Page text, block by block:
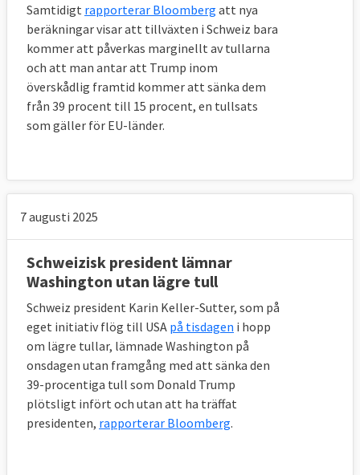
Samtidigt rapporterar Bloomberg att nya
beräkningar visar att tillväxten i Schweiz bara
kommer att påverkas marginellt av tullarna
och att man antar att Trump inom
överskådlig framtid kommer att sänka dem
från 39 procent till 15 procent, en tullsats
som gäller för EU-länder.
7 augusti 2025
Schweizisk president lämnar
Washington utan lägre tull
Schweiz president Karin Keller-Sutter, som på
eget initiativ flög till USA på tisdagen i hopp
om lägre tullar, lämnade Washington på
onsdagen utan framgång med att sänka den
39-procentiga tull som Donald Trump
plötsligt infört och utan att ha träffat
presidenten, rapporterar Bloomberg.